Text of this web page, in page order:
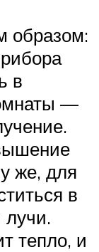
образом:
в
—
же, для
в
лучи.
тепло, и